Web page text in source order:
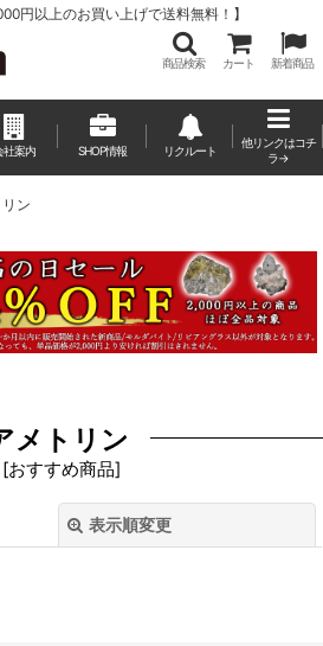
円以上のお買い上げで送料無料！】
商品検索 カート 新着商品
社案内 SHOP情報 リクルート
他リンクはコチ
ラ→
ン
メトリン
[おすすめ商品]
表示順変更